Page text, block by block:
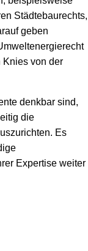
Städtebaurechts,
geben
Knies von der
denkbar sind,
die
Es
Expertise weiter